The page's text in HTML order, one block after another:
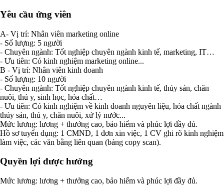
Yêu cầu ứng viên
A- Vị trí: Nhân viên marketing online
- Số lượng: 5 người
- Chuyên ngành: Tốt nghiệp chuyên ngành kinh tế, marketing, IT…
- Ưu tiên: Có kinh nghiệm marketing online...
B - Vị trí: Nhân viên kinh doanh
- Số lượng: 10 người
- Chuyên ngành: Tốt nghiệp chuyên ngành kinh tế, thủy sản, chăn
nuôi, thú y, sinh học, hóa chất…
- Ưu tiên: Có kinh nghiệm về kinh doanh nguyên liệu, hóa chất ngành
thủy sản, thú y, chăn nuôi, xử lý nước...
Mức lương: lương + thưởng cao, bảo hiểm và phúc lợi đầy đủ.
Hồ sơ tuyển dụng: 1 CMND, 1 đơn xin việc, 1 CV ghi rõ kinh nghiệm
làm việc, các văn bằng liên quan (bảng copy scan).
Quyền lợi được hưởng
Mức lương: lương + thưởng cao, bảo hiểm và phúc lợi đầy đủ.